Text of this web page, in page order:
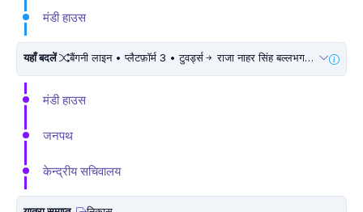
मंडी हाउस
यहाँ बदलें बैंगनी लाइन • प्लैटफ़ॉर्म 3 • टुवर्ड्स राजा नाहर सिंह बल्लभगढ़ • 5 मिनट चलें
मंडी हाउस
जनपथ
केन्द्रीय सचिवालय